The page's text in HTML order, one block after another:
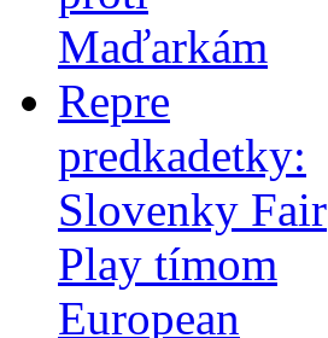
Maďarkám
Repre
predkadetky:
Slovenky Fair
Play tímom
European